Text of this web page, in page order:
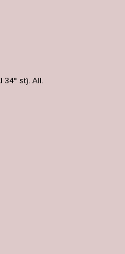
st). All.